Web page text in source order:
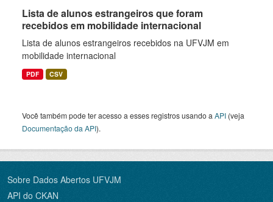
Lista de alunos estrangeiros que foram
recebidos em mobilidade internacional
Lista de alunos estrangeiros recebidos na UFVJM em
mobilidade internacional
PDF CSV
Você também pode ter acesso a esses registros usando a API (veja
Documentação da API).
Sobre Dados Abertos UFVJM
API do CKAN